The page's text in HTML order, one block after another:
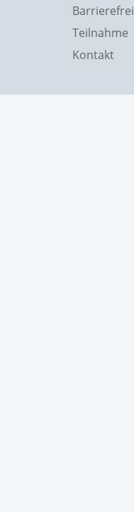
Teilnahme
Kontakt